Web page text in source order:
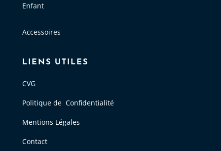
Enfant
Accessoires
LIENS UTILES
CVG
Politique de Confidentialité
Mentions Légales
Contact